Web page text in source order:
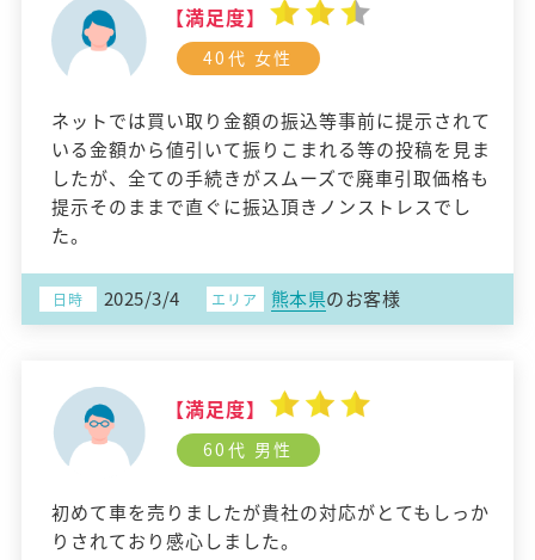
【満足度】
40代 女性
ネットでは買い取り金額の振込等事前に提示されて
いる金額から値引いて振りこまれる等の投稿を見ま
したが、全ての手続きがスムーズで廃車引取価格も
提示そのままで直ぐに振込頂きノンストレスでし
た。
日時 2025/3/4 エリア 熊本県のお客様
【満足度】
60代 男性
初めて車を売りましたが貴社の対応がとてもしっか
りされており感心しました。